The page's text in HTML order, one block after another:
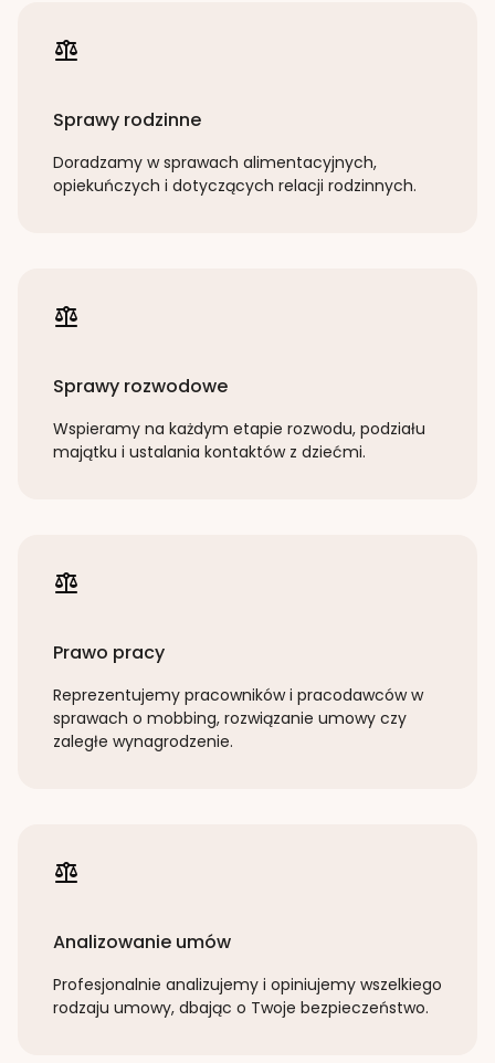
Sprawy rodzinne
Doradzamy w sprawach alimentacyjnych,
opiekuńczych i dotyczących relacji rodzinnych.
Sprawy rozwodowe
Wspieramy na każdym etapie rozwodu, podziału
majątku i ustalania kontaktów z dziećmi.
Prawo pracy
Reprezentujemy pracowników i pracodawców w
sprawach o mobbing, rozwiązanie umowy czy
zaległe wynagrodzenie.
Analizowanie umów
Profesjonalnie analizujemy i opiniujemy wszelkiego
rodzaju umowy, dbając o Twoje bezpieczeństwo.